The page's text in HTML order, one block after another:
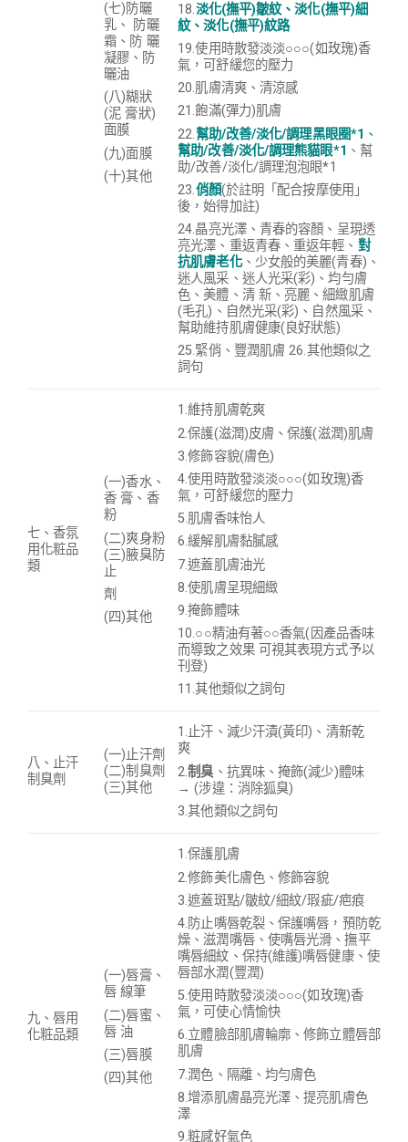
(七)防曬
乳、 防曬
霜、防 曬
凝膠、防
曬油
(八)糊狀
(泥 膏狀)
面膜
(九)面膜
(十)其他
18.淡化(撫平)皺紋、淡化(撫平)細
紋、淡化(撫平)紋路
19.使用時散發淡淡○○○(如玫瑰)香
氣，可舒緩您的壓力
20.肌膚清爽、清涼感
21.飽滿(彈力)肌膚
22.幫助/改善/淡化/調理黑眼圈*1 、
幫助/改善/淡化/調理熊貓眼*1 、幫
助/改善/淡化/調理泡泡眼*1
23.俏顏(於註明「配合按摩使用」
後 ，始得加註)
24.晶亮光澤、青春的容顏、呈現透
亮光澤、重返青春、重返年輕、 對
抗肌膚老化、少女般的美麗(青春)、
迷人風采、迷人光采(彩)、均勻膚
色、美體、清 新、亮麗、細緻肌膚
(毛孔)、自然光采(彩)、自然風采、
幫助維持肌膚健康(良好狀態)
25.緊俏、豐潤肌膚 26.其他類似之
詞句
七、香氛
用化粧品
類
(一)香水、
香 膏、香
粉
(二)爽身粉
(三)腋臭防
止
劑
(四)其他
1.維持肌膚乾爽
2.保護(滋潤)皮膚、保護(滋潤)肌膚
3.修飾容貌(膚色)
4.使用時散發淡淡○○○(如玫瑰)香
氣，可舒緩您的壓力
5.肌膚香味怡人
6.緩解肌膚黏膩感
7.遮蓋肌膚油光
8.使肌膚呈現細緻
9.掩飾體味
10.○○精油有著○○香氣(因產品香味
而導致之效果 可視其表現方式予以
刊登)
11.其他類似之詞句
八、止汗
制臭劑
(一)止汗劑
(二)制臭劑
(三)其他
1.止汗、減少汗漬(黃印)、清新乾
爽
2.制臭 、抗異味、掩飾(減少)體味
→ (涉違：消除狐臭)
3.其他類似之詞句
九、唇用
化粧品類
(一)唇膏、
唇 線筆
(二)唇蜜、
唇 油
(三)唇膜
(四)其他
1.保護肌膚
2.修飾美化膚色、修飾容貌
3.遮蓋斑點/皺紋/細紋/瑕疵/疤痕
4.防止嘴唇乾裂、保護嘴唇，預防乾
燥、滋潤嘴唇、使嘴唇光滑、撫平
嘴唇細紋、保持(維護)嘴唇健康、使
唇部水潤(豐潤)
5.使用時散發淡淡○○○(如玫瑰)香
氣，可使心情愉快
6.立體臉部肌膚輪廓、修飾立體唇部
肌膚
7.潤色、隔離、均勻膚色
8.增添肌膚晶亮光澤、提亮肌膚色
澤
9.粧感好氣色